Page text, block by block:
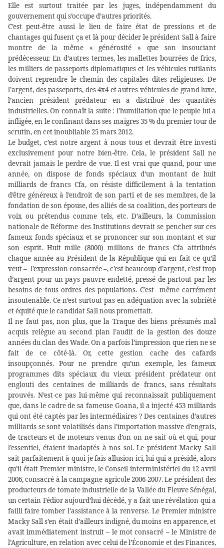
Elle est surtout traitée par les juges, indépendamment du
gouvernement qui s’occupe d’autres priorités.
C’est peut-être aussi le lieu de faire état de pressions et de
chantages qui fusent ça et là pour décider le président Sall à faire
montre de la même « générosité » que son insouciant
prédécesseur. En d’autres termes, les mallettes bourrées de frics,
les milliers de passeports diplomatiques et les véhicules rutilants
doivent reprendre le chemin des capitales dites religieuses. De
l’argent, des passeports, des 4x4 et autres véhicules de grand luxe,
l’ancien président prédateur en a distribué des quantités
industrielles. On connaît la suite : l’humiliation que le peuple lui a
infligée, en le confinant dans ses maigres 35 % du premier tour de
scrutin, en cet inoubliable 25 mars 2012.
Le budget, c’est notre argent à nous tous et devrait être investi
exclusivement pour notre bien-être. Cela, le président Sall ne
devrait jamais le perdre de vue. Il est vrai que quand, pour une
année, on dispose de fonds spéciaux d’un montant de huit
milliards de francs Cfa, on résiste difficilement à la tentation
d’être généreux à l’endroit de son parti et de ses membres, de la
fondation de son épouse, des alliés de sa coalition, des porteurs de
voix ou prétendus comme tels, etc. D’ailleurs, la Commission
nationale de Réforme des Institutions devrait se pencher sur ces
fameux fonds spéciaux et se prononcer sur son montant et sur
son esprit. Huit mille (8000) millions de francs Cfa attribués
chaque année au Président de la République qui en fait ce qu’il
veut – l’expression consacrée –, c’est beaucoup d’argent, c’est trop
d’argent pour un pays pauvre endetté, pressé de partout par les
besoins de tous ordres des populations. C’est
même carrément
insoutenable. Ce n’est surtout pas en adéquation avec la sobriété
et équité que le candidat Sall nous promettait.
Il ne faut pas, non plus, que la Traque des biens présumés mal
acquis relègue au second plan l’audit de la gestion des douze
années du clan des Wade. On a parfois l’impression que rien ne se
fait de ce côté-là. Or, cette gestion cache des cafards
insoupçonnés. Pour ne prendre qu’un exemple, les fameux
programmes dits spéciaux du vieux président prédateur ont
englouti des centaines de milliards de francs, sans résultats
prouvés. N’est-ce pas lui-même qui reconnaissait publiquement
que, dans le cadre de sa fameuse Goana, il a injecté 453 milliards
qui ont été captés par les intermédiaires ? Des centaines d’autres
milliards se sont volatilisés dans l’importation massive d’engrais,
de tracteurs et de moteurs venus d’on on ne sait où et qui, pour
l’essentiel, étaient inadaptés à nos sol. Le président Macky Sall
sait parfaitement à quoi je fais allusion ici, lui qui a présidé, alors
qu’il était Premier ministre, le Conseil interministériel du 12 avril
2006, consacré à la campagne agricole 2006-2007. Le président des
producteurs de tomate industrielle de la Vallée du Fleuve Sénégal,
un certain Fédior aujourd’hui décédé, y a fait une révélation qui a
failli faire tomber l’assistance à la renverse. Le Premier ministre
Macky Sall s’en était d’ailleurs indigné, du moins en apparence, et
avait immédiatement instruit – le mot consacré – le Ministre de
l’Agriculture, en relation avec celui de l’Économie et des Finances,